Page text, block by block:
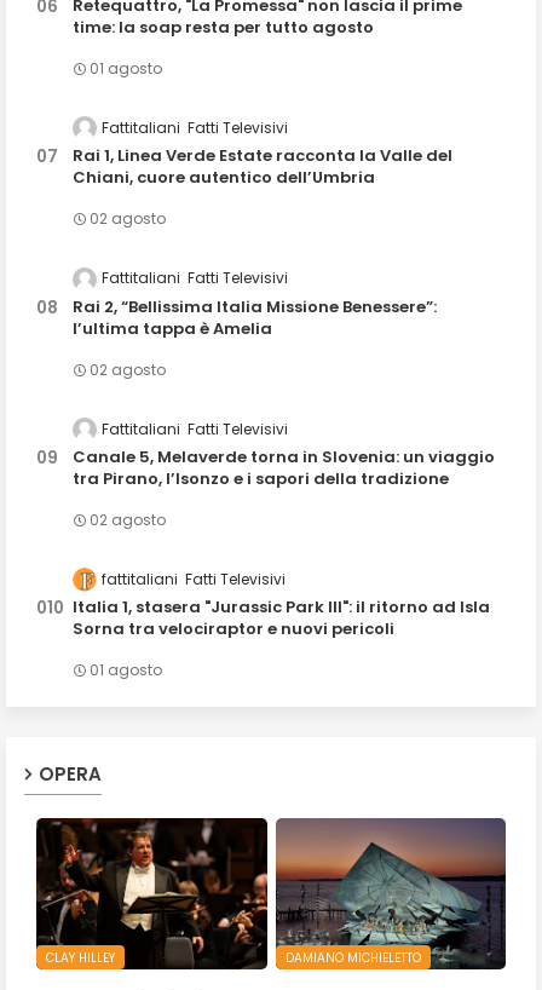
Retequattro, "La Promessa" non lascia il prime
time: la soap resta per tutto agosto
01 agosto
Fattitaliani Fatti Televisivi
Rai 1, Linea Verde Estate racconta la Valle del
Chiani, cuore autentico dell’Umbria
02 agosto
Fattitaliani Fatti Televisivi
Rai 2, “Bellissima Italia Missione Benessere”:
l’ultima tappa è Amelia
02 agosto
Fattitaliani Fatti Televisivi
Canale 5, Melaverde torna in Slovenia: un viaggio
tra Pirano, l’Isonzo e i sapori della tradizione
02 agosto
fattitaliani Fatti Televisivi
Italia 1, stasera "Jurassic Park III": il ritorno ad Isla
Sorna tra velociraptor e nuovi pericoli
01 agosto
OPERA
CLAY HILLEY DAMIANO MICHIELETTO